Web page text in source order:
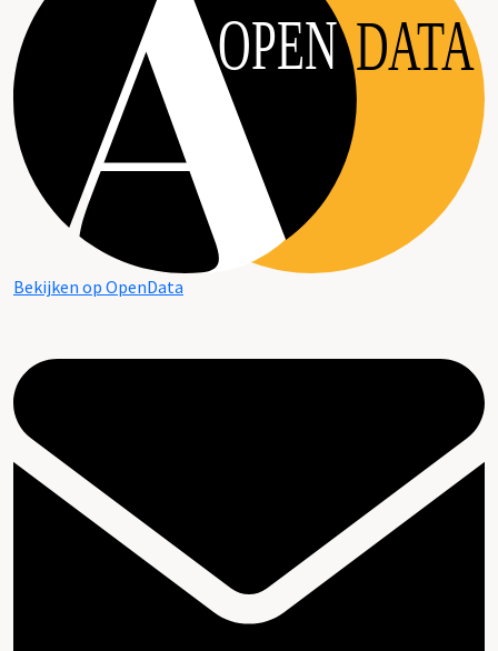
OPEN DATA
Bekijken op OpenData